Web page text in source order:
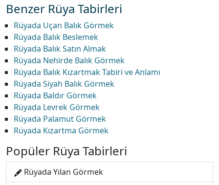
Benzer Rüya Tabirleri
Rüyada Uçan Balık Görmek
Rüyada Balık Beslemek
Rüyada Balık Satın Almak
Rüyada Nehirde Balık Görmek
Rüyada Balık Kızartmak Tabiri ve Anlamı
Rüyada Siyah Balık Görmek
Rüyada Baldır Görmek
Rüyada Levrek Görmek
Rüyada Palamut Görmek
Rüyada Kızartma Görmek
Popüler Rüya Tabirleri
Rüyada Yılan Görmek